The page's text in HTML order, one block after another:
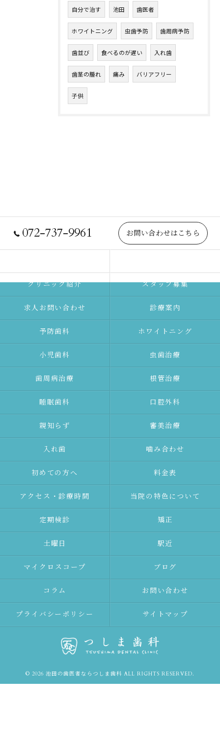
自分で治す 池田 歯医者
ホワイトニング 虫歯予防 歯周病予防
歯並び 食べるのが遅い 入れ歯
歯茎の腫れ 痛み バリアフリー
子供
072-737-9961 お問い合わせはこちら
クリニック紹介 スタッフ募集
求人お問い合わせ 診療案内
予防⻭科 ホワイトニング
⼩児⻭科 ⾍⻭治療
⻭周病治療 根管治療
睡眠歯科 口腔外科
親知らず 審美治療
⼊れ⻭ 噛み合わせ
初めての⽅へ 料金表
アクセス・診療時間 当院の特色について
定期検診 矯正
土曜日 駅近
マイクロスコープ ブログ
コラム お問い合わせ
プライバシーポリシー サイトマップ
© 2026 池田の歯医者ならつしま歯科 ALL RIGHTS RESERVED.